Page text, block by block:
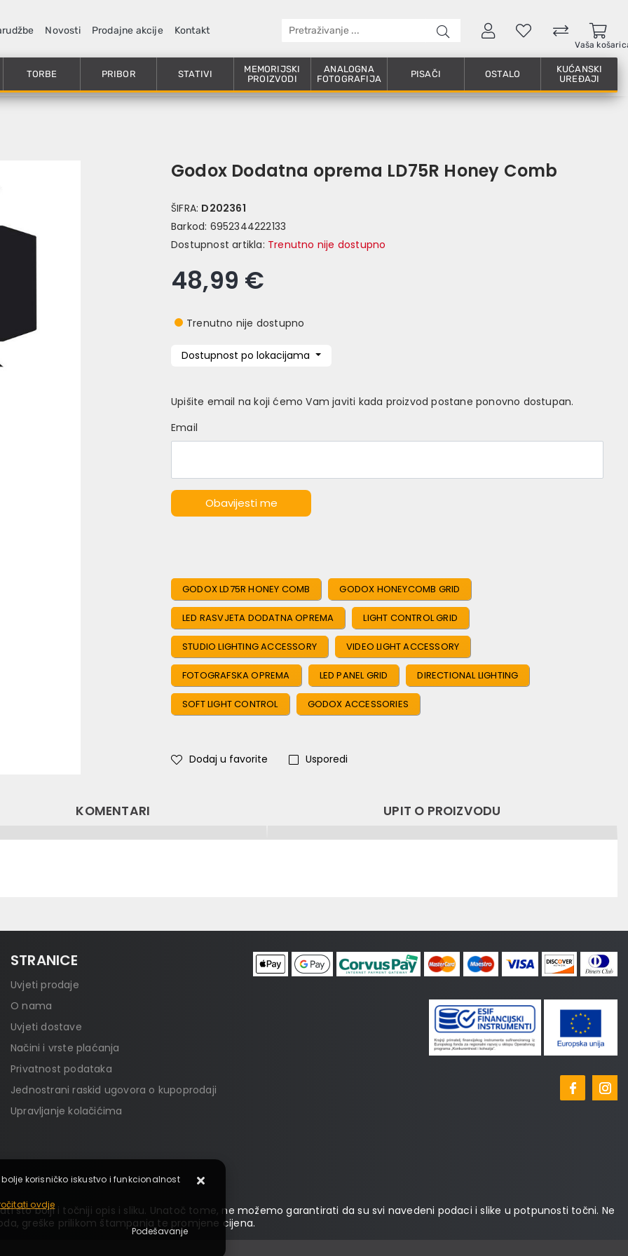
Novosti Prodajne akcije Kontakt
Vaša
TORBE PRIBOR STATIVI
MEMORIJSKI
PROIZVODI
ANALOGNA
FOTOGRAFIJA
PISAČI OSTALO
KUĆANSKI
UREĐAJI
Godox Dodatna oprema LD75R Honey Comb
ŠIFRA: D202361
Barkod: 6952344222133
Dostupnost artikla: Trenutno nije dostupno
48,99 €
Trenutno nije dostupno
Dostupnost po lokacijama
Upišite email na koji ćemo Vam javiti kada proizvod postane ponovno dostupan.
Email
Obavijesti me
GODOX LD75R HONEY COMB GODOX HONEYCOMB GRID
LED RASVJETA DODATNA OPREMA LIGHT CONTROL GRID
STUDIO LIGHTING ACCESSORY VIDEO LIGHT ACCESSORY
FOTOGRAFSKA OPREMA LED PANEL GRID DIRECTIONAL LIGHTING
SOFT LIGHT CONTROL GODOX ACCESSORIES
Dodaj u favorite Usporedi
KOMENTARI UPIT O PROIZVODU
STRANICE
Uvjeti prodaje
O nama
Uvjeti dostave
Načini i vrste plaćanja
Privatnost podataka
Jednostrani raskid ugovora o kupoprodaji
Upravljanje kolačićima
što bolji i točniji opis i sliku. Unatoč tome, ne možemo garantirati da su svi navedeni podaci i slike u potpunosti točni. Ne
greške prilikom štampanja te promjene cijena.
korisničko iskustvo i funkcionalnost
ovdje
Podešavanje